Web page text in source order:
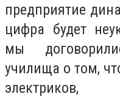
предприятие
цифра будет
мы
училища о том,
электриков,